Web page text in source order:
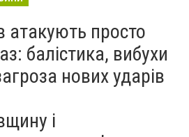
атакують просто
балістика, вибухи
нових ударів
і